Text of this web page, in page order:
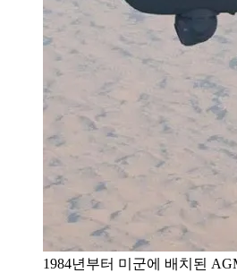
1984년부터 미군에 배치된